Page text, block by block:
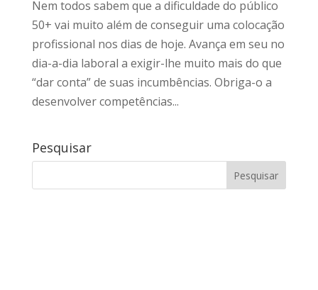
Nem todos sabem que a dificuldade do público
50+ vai muito além de conseguir uma colocação
profissional nos dias de hoje. Avança em seu no
dia-a-dia laboral a exigir-lhe muito mais do que
“dar conta” de suas incumbências. Obriga-o a
desenvolver competências...
Pesquisar